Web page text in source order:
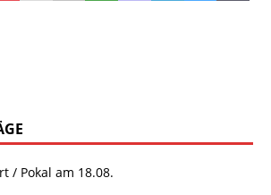
/ Pokal am 18.08.